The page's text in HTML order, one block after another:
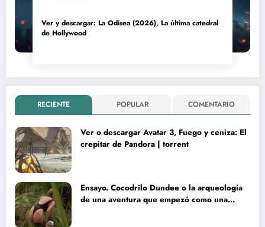
Ver y descargar: La Odisea (2026), La última catedral
de Hollywood
RECIENTE POPULAR COMENTARIO
Ver o descargar Avatar 3, Fuego y ceniza: El
crepitar de Pandora | torrent
Ensayo. Cocodrilo Dundee o la arqueología
de una aventura que empezó como una